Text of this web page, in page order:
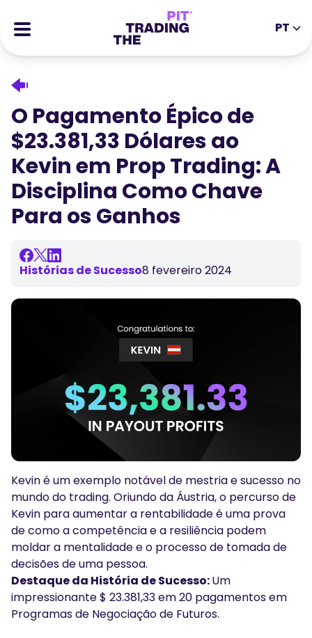
Ações
Histórias de Sucesso
Recompensas
Ferramentas
FERRAMENTAS EDUCATIVAS
Ebooks
Webinars
FERRAMENTAS DE NEGOCIAÇÃO
CALENDÁRIO ECONÓMICO
Horário de Feriados do Mercado
Centro de Ajuda
Portal de Afiliados
Inscrever-se
PT
DE
ES
IT
JA
TR
VI
O Pagamento Épico de
$23.381,33 Dólares ao
Kevin em Prop Trading: A
Disciplina Como Chave
Para os Ganhos
Histórias de Sucesso8 fevereiro 2024
Kevin é um exemplo notável de mestria e sucesso no
mundo do trading. Oriundo da Áustria, o percurso de
Kevin para aumentar a rentabilidade é uma prova
de como a competência e a resiliência podem
moldar a mentalidade e o processo de tomada de
decisões de uma pessoa.
Destaque da História de Sucesso:Um
impressionante $ 23.381,33 em 20 pagamentos em
Programas de Negociação de Futuros.